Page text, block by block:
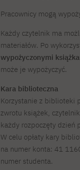
Pracownicy mogą
Każdy czytelnik ma
materiałów. Po
wypożyczonymi
może je wypożyczyć.
Kara biblioteczna
Korzystanie z biblioteki
zwrotu książek,
każdy rozpoczęty dzień
W celu opłaty kary
na numer konta: 41
numer studenta.